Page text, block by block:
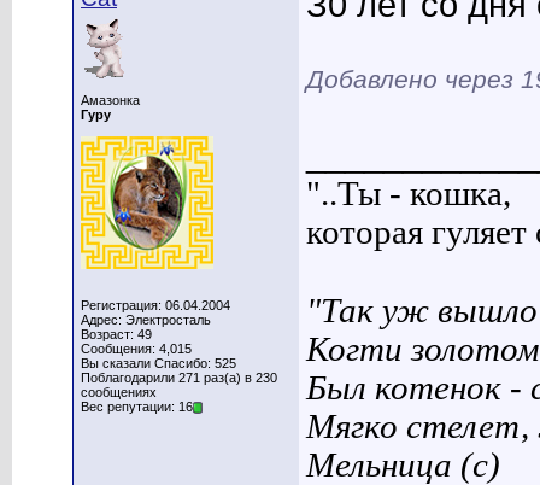
Амазонка
Гуру
Регистрация: 06.04.2004
Адрес: Электросталь
Возраст: 49
Сообщения: 4,015
Вы сказали Спасибо: 525
Поблагодарили 271 раз(а) в 230
сообщениях
Вес репутации: 16
Добавлено через
"..Ты - кошка,
которая
"Так уж вышло
Когти
Был котенок -
Мягко
Мельница (с)